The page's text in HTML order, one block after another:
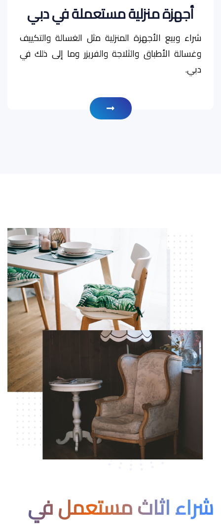
أجهزة منزلية مستعملة في دبي
شراء وبيع الأجهزة المنزلية مثل الغسالة والتكييف
وغسالة الأطباق والثلاجة والفريزر وما إلى ذلك في
دبي.
شراء اثاث مستعمل في